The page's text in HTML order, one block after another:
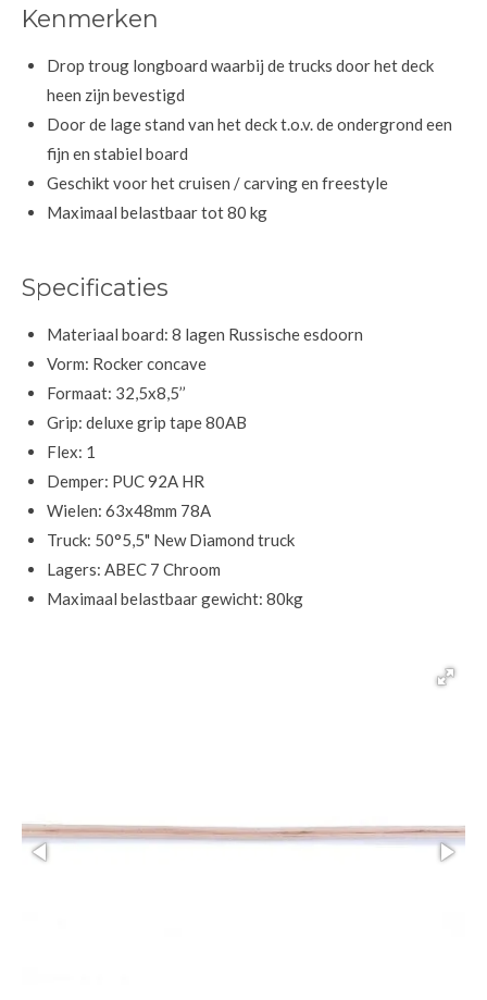
Kenmerken
Drop troug longboard waarbij de trucks door het deck
heen zijn bevestigd
Door de lage stand van het deck t.o.v. de ondergrond een
fijn en stabiel board
Geschikt voor het cruisen / carving en freestyle
Maximaal belastbaar tot 80 kg
Specificaties
Materiaal board: 8 lagen Russische esdoorn
Vorm: Rocker concave
Formaat: 32,5x8,5’’
Grip: deluxe grip tape 80AB
Flex: 1
Demper: PUC 92A HR
Wielen: 63x48mm 78A
Truck: 50°5,5" New Diamond truck
Lagers: ABEC 7 Chroom
Maximaal belastbaar gewicht: 80kg